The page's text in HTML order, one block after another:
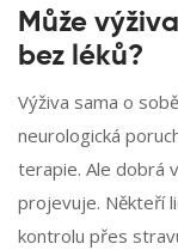
Může
bez léků?
Výživa sama o
neurologická
terapie. Ale dobrá
projevuje. Někteří
kontrolu přes